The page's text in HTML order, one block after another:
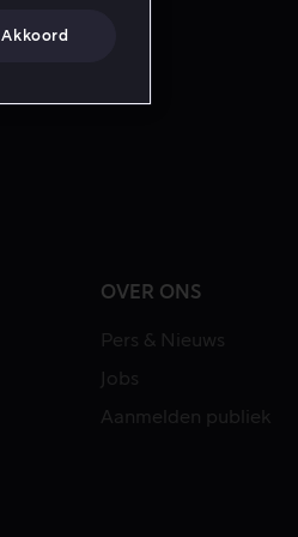
OVER ONS
Pers & Nieuws
Jobs
Aanmelden publiek
Akkoord